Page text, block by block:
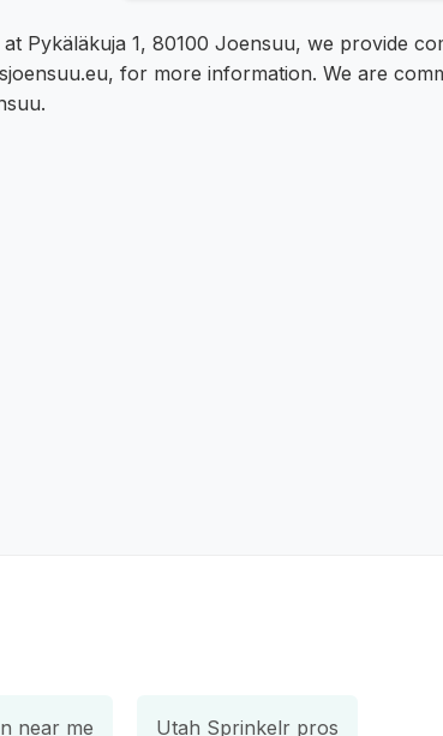
Pykäläkuja 1, 80100 Joensuu, we provide
for more information. We are
near me Utah Sprinkelr pros